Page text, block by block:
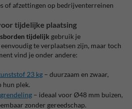
of afzettingen op bedrijventerreinen
tijdelijke plaatsing
tijdelijk gebruik je
te verplaatsen zijn, maar toch
vind je onder andere:
23 kg – duurzaam en zwaar,
hun plek.
– ideaal voor Ø48 mm buizen,
zonder gereedschap.